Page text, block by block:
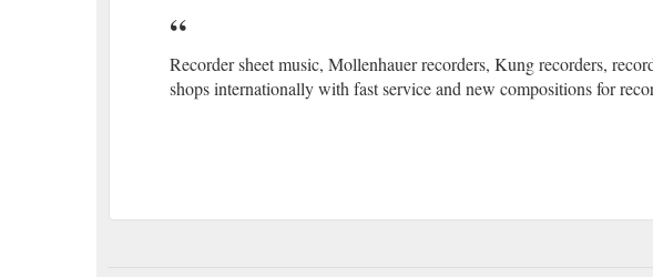
Recorder sheet music, Mollenhauer recorders, Kung recorders,
shops internationally with fast service and new compositions for